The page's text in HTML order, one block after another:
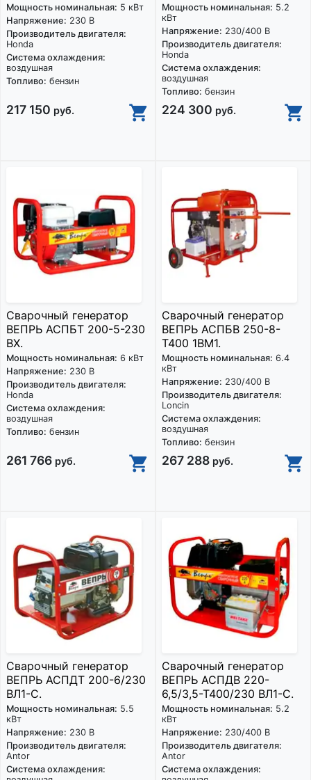
Мощность номинальная: 5 кВт
Напряжение: 230 В
Производитель двигателя:
Honda
Система охлаждения:
воздушная
Топливо: бензин
217 150 руб.
Мощность номинальная: 5.2
кВт
Напряжение: 230/400 В
Производитель двигателя:
Honda
Система охлаждения:
воздушная
Топливо: бензин
224 300 руб.
Сварочный генератор
ВЕПРЬ АСПБТ 200-5-230
ВХ.
Мощность номинальная: 6 кВт
Напряжение: 230 В
Производитель двигателя:
Honda
Система охлаждения:
воздушная
Топливо: бензин
261 766 руб.
Сварочный генератор
ВЕПРЬ АСПБВ 250-8-
Т400 1ВМ1.
Мощность номинальная: 6.4
кВт
Напряжение: 230/400 В
Производитель двигателя:
Loncin
Система охлаждения:
воздушная
Топливо: бензин
267 288 руб.
Сварочный генератор
ВЕПРЬ АСПДТ 200-6/230
ВЛ1-С.
Мощность номинальная: 5.5
кВт
Напряжение: 230 В
Производитель двигателя:
Antor
Система охлаждения:
Сварочный генератор
ВЕПРЬ АСПДВ 220-
6,5/3,5-Т400/230 ВЛ1-С.
Мощность номинальная: 5.2
кВт
Напряжение: 230/400 В
Производитель двигателя:
Antor
Система охлаждения: